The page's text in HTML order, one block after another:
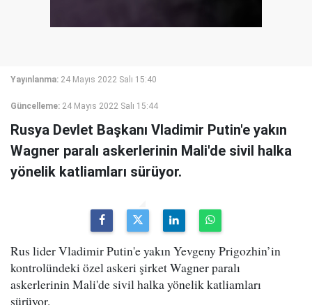
Yayınlanma: 24 Mayıs 2022 Salı 15:40
Güncelleme: 24 Mayıs 2022 Salı 15:44
Rusya Devlet Başkanı Vladimir Putin'e yakın
Wagner paralı askerlerinin Mali'de sivil halka
yönelik katliamları sürüyor.
Rus lider Vladimir Putin'e yakın Yevgeny Prigozhin’in
kontrolündeki özel askeri şirket Wagner paralı
askerlerinin Mali'de sivil halka yönelik katliamları
sürüyor.